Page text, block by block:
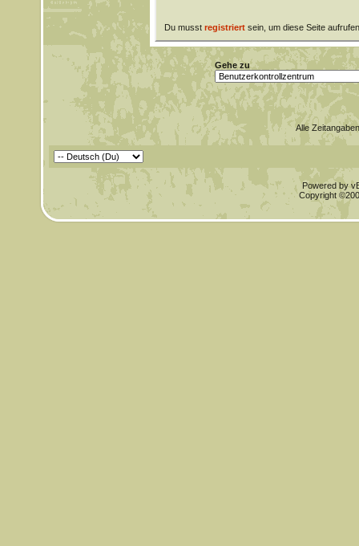
Du musst registriertsein, um diese Seite
Gehe zu
Alle
Powered by
Copyright